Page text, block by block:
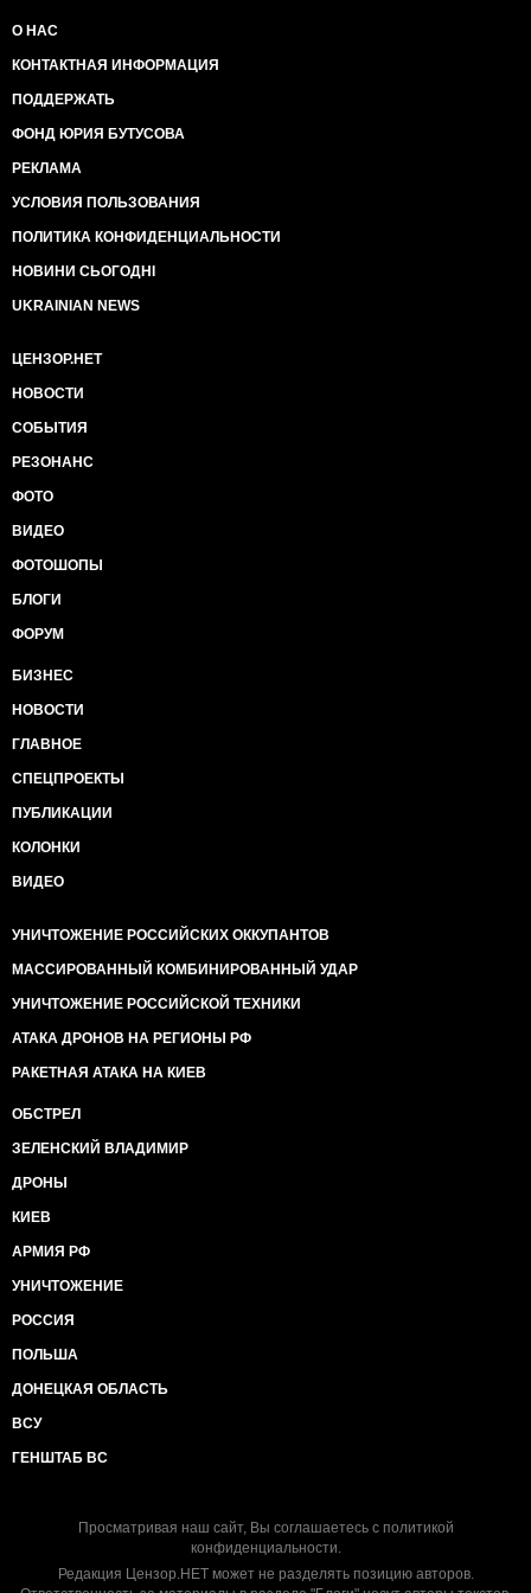
воров, в отличие от украинского, но Владимир
человек на планете.
9) Новороссия - это новое суверенное государство,
и пенсионный фонд за счет налогоплательщиков
Украины.
сверхдержава с нанотехнологиями, но америкосы
хотят ее уничтожить понижением цен на нефть.
11) На востоке Украины идет гражданская война, но
слава Стрелкову, Бесу, Бородаю, Мотороле,
Мурманска, Чечни, Дагестана, Бурятии и т.д.
внешнеполитический вектор самостоятельно, но мы
против того, чтобы она вступала в ЕС и НАТО.
политические блоки ОДКБ, ШОС и т.д., не
консультируясь с другими соседями, но Украина
вступления в ЕС, НАТО и т.д.
целостность Украины, но Крым наш, а Новороссия -
это новое государство, которое дружит с РФ.
только лучше для России! Кроме того, он знает, кто
эти спекулянты и вот-вот найдет этих барыг! Путин
16) В Доме печати города Грозный наш спецназ
красиво и решительно поджарил десятки хачей, а в
забудем, не простим!
"Кто не прыгает - тот чурка!", "Кто не прыгает - тот
хач!"
предложили странам ЕС и США отменить их.
19) Америка и ЕС - наши враги, но наши чиновники
банках, бизнес, там живут их семьи и учатся их дети.
О НАС
КОНТАКТНАЯ ИНФОРМАЦИЯ
ПОДДЕРЖАТЬ
ФОНД ЮРИЯ БУТУСОВА
РЕКЛАМА
УСЛОВИЯ ПОЛЬЗОВАНИЯ
ПОЛИТИКА КОНФИДЕНЦИАЛЬНОСТИ
НОВИНИ СЬОГОДНІ
UKRAINIAN NEWS
ЦЕНЗОР.НЕТ
НОВОСТИ
СОБЫТИЯ
РЕЗОНАНС
ФОТО
ВИДЕО
ФОТОШОПЫ
БЛОГИ
ФОРУМ
БИЗНЕС
НОВОСТИ
ГЛАВНОЕ
СПЕЦПРОЕКТЫ
ПУБЛИКАЦИИ
КОЛОНКИ
ВИДЕО
УНИЧТОЖЕНИЕ РОССИЙСКИХ ОККУПАНТОВ
МАССИРОВАННЫЙ КОМБИНИРОВАННЫЙ УДАР
УНИЧТОЖЕНИЕ РОССИЙСКОЙ ТЕХНИКИ
АТАКА ДРОНОВ НА РЕГИОНЫ РФ
РАКЕТНАЯ АТАКА НА КИЕВ
ОБСТРЕЛ
ЗЕЛЕНСКИЙ ВЛАДИМИР
ДРОНЫ
КИЕВ
АРМИЯ РФ
УНИЧТОЖЕНИЕ
РОССИЯ
ПОЛЬША
ДОНЕЦКАЯ ОБЛАСТЬ
ВСУ
ГЕНШТАБ ВС
Просматривая наш сайт, Вы соглашаетесь с политикой
конфиденциальности.
Редакция Цензор.НЕТ может не разделять позицию авторов.